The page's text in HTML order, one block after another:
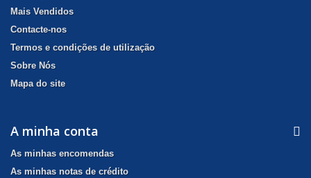
Mais Vendidos
Contacte-nos
Termos e condições de utilização
Sobre Nós
Mapa do site
A minha conta
As minhas encomendas
As minhas notas de crédito